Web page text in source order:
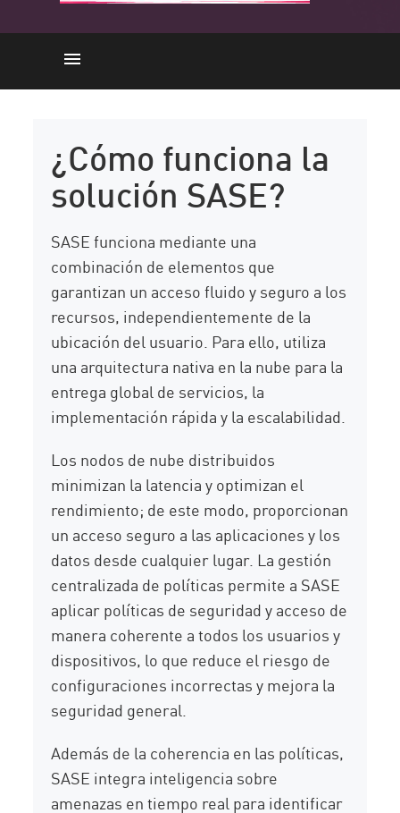
Beneficios
Security Solution
Desafíos
Implementación de SASE
PRÁCTICAS RECOMENDADAS
Solución
Recursos
¿Cómo funciona la
solución SASE?
SASE funciona mediante una
combinación de elementos que
garantizan un acceso fluido y seguro a los
recursos, independientemente de la
ubicación del usuario. Para ello, utiliza
una arquitectura nativa en la nube para la
entrega global de servicios, la
implementación rápida y la escalabilidad.
Los nodos de nube distribuidos
minimizan la latencia y optimizan el
rendimiento; de este modo, proporcionan
un acceso seguro a las aplicaciones y los
datos desde cualquier lugar. La gestión
centralizada de políticas permite a SASE
aplicar políticas de seguridad y acceso de
manera coherente a todos los usuarios y
dispositivos, lo que reduce el riesgo de
configuraciones incorrectas y mejora la
seguridad general.
Además de la coherencia en las políticas,
SASE integra inteligencia sobre
amenazas en tiempo real para identificar